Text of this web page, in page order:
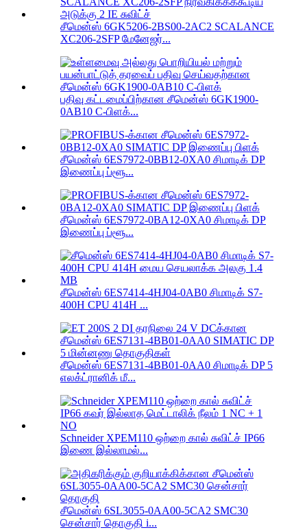
சீமென்ஸ் 6GK5206-2BS00-2AC2 SCALANCE
XC206-2SFP மேனேஜர்...
பதிவு கட்டமைப்பிற்கான சீமென்ஸ் 6GK1900-
0AB10 C-பிளக்...
சீமென்ஸ் 6ES7972-0BB12-0XA0 சிமாடிக் DP
இணைப்பு ப்ளூ...
சீமென்ஸ் 6ES7972-0BA12-0XA0 சிமாடிக் DP
இணைப்பு ப்ளூ...
சீமென்ஸ் 6ES7414-4HJ04-0AB0 சிமாடிக் S7-
400H CPU 414H ...
சீமென்ஸ் 6ES7131-4BB01-0AA0 சிமாடிக் DP 5
எலக்ட்ரானிக் மீ...
Schneider XPEM110 ஒற்றை கால் சுவிட்ச் IP66
இணை இல்லாமல்...
சீமென்ஸ் 6SL3055-0AA00-5CA2 SMC30
சென்சார் தொகுதி i...